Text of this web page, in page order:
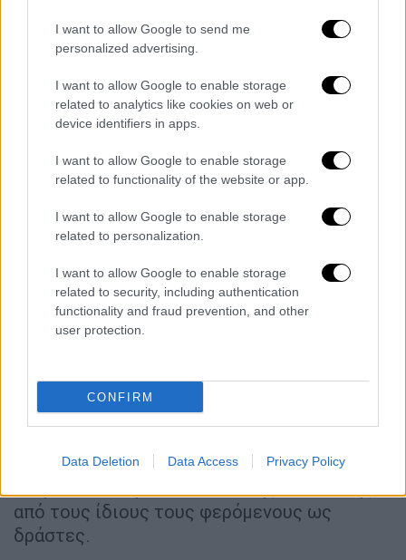
I want to allow Google to send me
personalized advertising.
I want to allow Google to enable storage
related to analytics like cookies on web or
device identifiers in apps.
I want to allow Google to enable storage
related to functionality of the website or app.
I want to allow Google to enable storage
related to personalization.
I want to allow Google to enable storage
related to security, including authentication
functionality and fraud prevention, and other
user protection.
CONFIRM
Data Deletion Data Access Privacy Policy
ολόκληρη την Ευρωπαϊκή Ένωση και έχει ως
στόχο να διασφαλίσει τη μακροπρόθεσμη
διατήρηση των πιο πολύτιμων και των πλέον
απειλούμενων ειδών.
επικρατεί ακόμα και μέσα σε περιοχές με
αυστηρό πλαίσιο προστασίας…
Επιπλέον, οι ενδείξεις που συγκεντρώνει ο
προγράμματος του για τη βιοποικιλότητα
στην Ελλάδα «Εθνικό Μητρώο Αρκούδας»
(https://el.hellenicbearregister.com/) είναι
φαίνεται ναέχουν αυξηθεί σημαντικά οι
δολοφονίες άγριων ζώων
υλικό από τις αποτρόπαιες πράξεις
από τους ίδιους τους φερόμενους ως
δράστες.